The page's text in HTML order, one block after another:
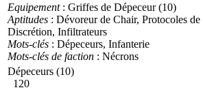
Equipement: Griffes de Dépeceur (10)
Aptitudes : Dévoreur de Chair, Protocoles
Discrétion, Infiltrateurs
Mots-clés : Dépeceurs, Infanterie
Mots-clés de faction : Nécrons
Dépeceurs (10)
120